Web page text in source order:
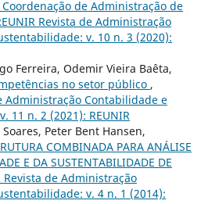
de Administração de
Revista de Administração
v. 10 n. 3 (2020):
Ferreira, Odemir Vieira Baêta,
no setor público ,
Administração Contabilidade e
11 n. 2 (2021): REUNIR
Peter Bent Hansen,
COMBINADA PARA ANÁLISE
E DA SUSTENTABILIDADE DE
Revista de Administração
v. 4 n. 1 (2014):